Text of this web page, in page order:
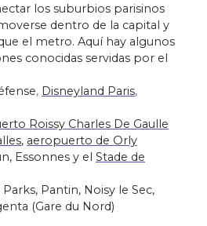
los suburbios parisinos
dentro de la capital y
el metro. Aquí hay algunos
conocidas servidas por el
, Disneyland Paris,
Roissy Charles De Gaulle
, aeropuerto de Orly
Essonnes y el Stade de
Parks, Pantin, Noisy le Sec,
(Gare du Nord)